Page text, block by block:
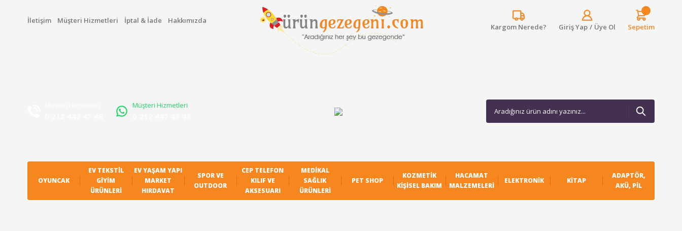
İletişim Müşteri Hizmetleri İptal & İade Hakkımızda
Kargom Nerede? Giriş Yap / Üye Ol Sepetim
Müşteri Hizmetleri
OYUNCAK
EV TEKSTIL
GIYIM
ÜRÜNLERI
EV YAŞAM YAPI
MARKET
HIRDAVAT
SPOR VE
OUTDOOR
CEP TELEFON
KILIF VE
AKSESUARI
MEDIKAL
SAĞLIK
ÜRÜNLERI
PET SHOP
KOZMETIK
KIŞISEL BAKIM
HACAMAT
MALZEMELERI
ELEKTRONIK KITAP
ADAPTÖR,
AKÜ, PIL